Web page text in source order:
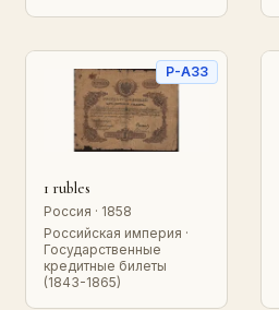
P-A33
1 rubles
Россия · 1858
Российская империя ·
Государственные
кредитные билеты
(1843-1865)